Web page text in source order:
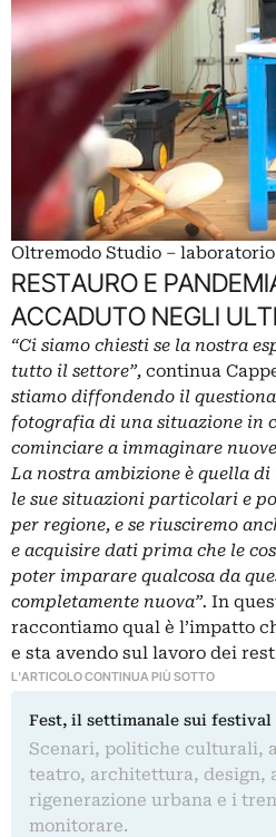
Oltremodo Studio –
RESTAURO E
ACCADUTO NEGLI
“Ci siamo chiesti se la nostra
tutto il settore”, continua
stiamo diffondendo il
fotografia di una situazione in
cominciare a immaginare
La nostra ambizione è quella
le sue situazioni particolari e
per regione, e se riusciremo
e acquisire dati prima che le
poter imparare qualcosa da
completamente nuova”. In
raccontiamo qual è l’impatto
e sta avendo sul lavoro dei
L'ARTICOLO CONTINUA PIÙ SOTTO
Fest, il settimanale sui
Scenari, politiche culturali,
teatro, architettura, design,
rigenerazione urbana e i
monitorare.